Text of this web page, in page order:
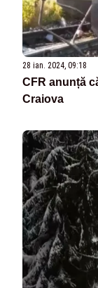
28 ian. 2024, 09:18
CFR anunță
Craiova